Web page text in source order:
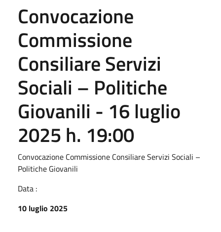
Convocazione
Commissione
Consiliare Servizi
Sociali – Politiche
Giovanili - 16 luglio
2025 h. 19:00
Convocazione Commissione Consiliare Servizi Sociali –
Politiche Giovanili
Data :
10 luglio 2025